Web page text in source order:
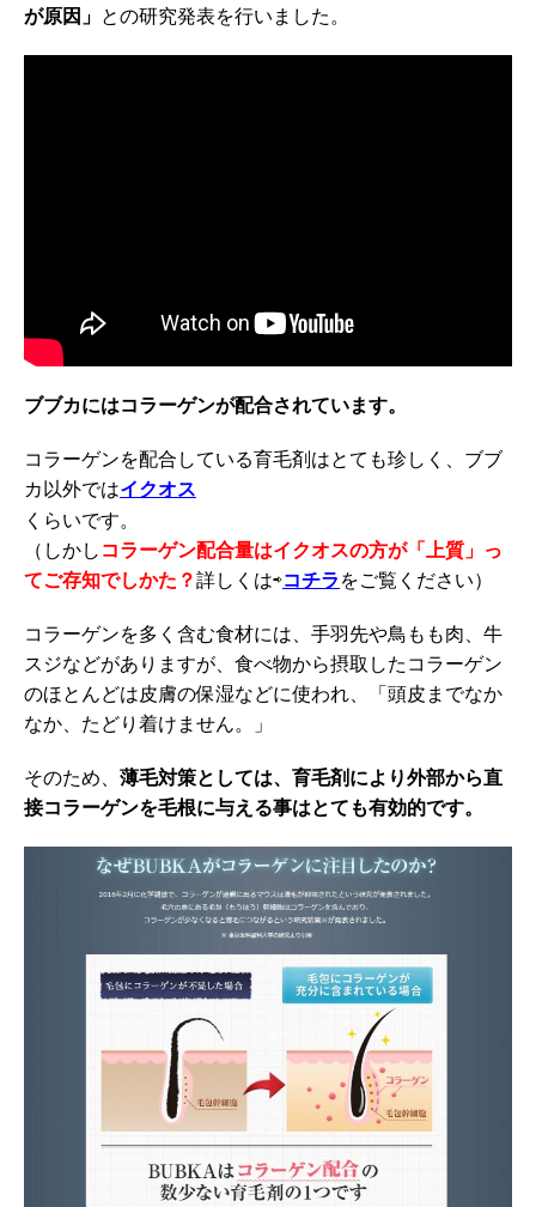
が原因」 との研究発表を行いました。
ブブカにはコラーゲンが配合されています。
コラーゲンを配合している育毛剤はとても珍しく、ブブ
カ以外ではイクオス
くらいです。
（しかし コラーゲン配合量はイクオスの方が「上質」っ
てご存知でしかた？詳しくは⇨コチラ をご覧ください）
コラーゲンを多く含む食材には、手羽先や鳥もも肉、牛
スジなどがありますが、食べ物から摂取したコラーゲン
のほとんどは皮膚の保湿などに使われ、「頭皮までなか
なか、たどり着けません。」
そのため、 薄毛対策としては、育毛剤により外部から直
接コラーゲンを毛根に与える事はとても有効的です。